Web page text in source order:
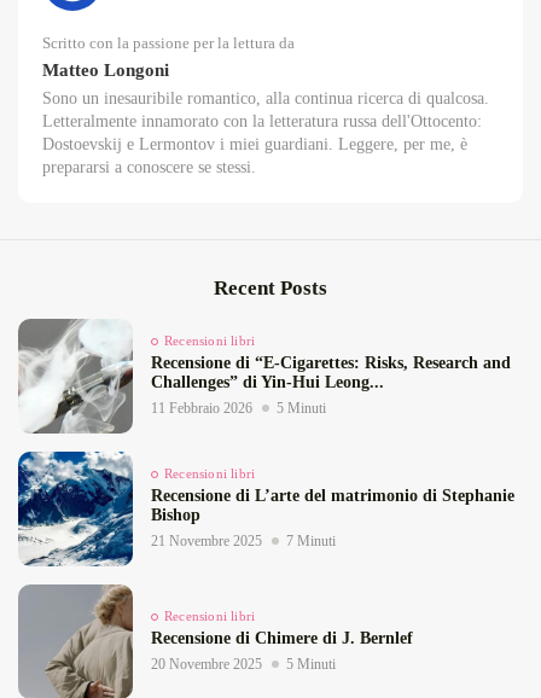
Scritto con la passione per la lettura da
Matteo Longoni
Sono un inesauribile romantico, alla continua ricerca di qualcosa.
Letteralmente innamorato con la letteratura russa dell'Ottocento:
Dostoevskij e Lermontov i miei guardiani. Leggere, per me, è
prepararsi a conoscere se stessi.
Recent Posts
Recensioni libri
Recensione di “E‑Cigarettes: Risks, Research and
Challenges” di Yin‑Hui Leong...
11 Febbraio 2026 5 Minuti
Recensioni libri
Recensione di L’arte del matrimonio di Stephanie
Bishop
21 Novembre 2025 7 Minuti
Recensioni libri
Recensione di Chimere di J. Bernlef
20 Novembre 2025 5 Minuti